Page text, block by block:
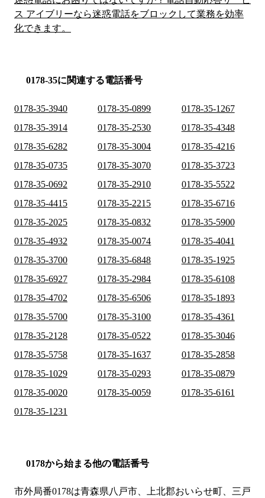
ス アイブリーなら迷惑電話をブロックして業務を効率
化できます。
0178-35に関連する電話番号
0178-35-3940 0178-35-0899
0178-35-1267
0178-35-3914
0178-35-2530
0178-35-4348
0178-35-6282
0178-35-3004
0178-35-4216
0178-35-0735
0178-35-3070
0178-35-3723
0178-35-0692
0178-35-2910
0178-35-5522
0178-35-4415
0178-35-2215
0178-35-6716
0178-35-2025
0178-35-0832
0178-35-5900
0178-35-4932
0178-35-0074
0178-35-4041
0178-35-3700
0178-35-6848
0178-35-1925
0178-35-6927
0178-35-2984
0178-35-6108
0178-35-4702
0178-35-6506
0178-35-1893
0178-35-5700
0178-35-3100
0178-35-4361
0178-35-2128
0178-35-0522
0178-35-3046
0178-35-5758
0178-35-1637
0178-35-2858
0178-35-1029
0178-35-0293
0178-35-0879
0178-35-0020
0178-35-0059
0178-35-6161
0178-35-1231
0178から始まる他の電話番号
市外局番0178は青森県八戸市、上北郡おいらせ町、三戸